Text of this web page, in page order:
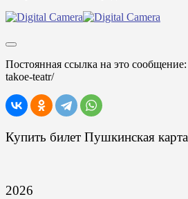
Постоянная ссылка на это сообщение:
takoe-teatr/
Купить билет Пушкинская карта
2026